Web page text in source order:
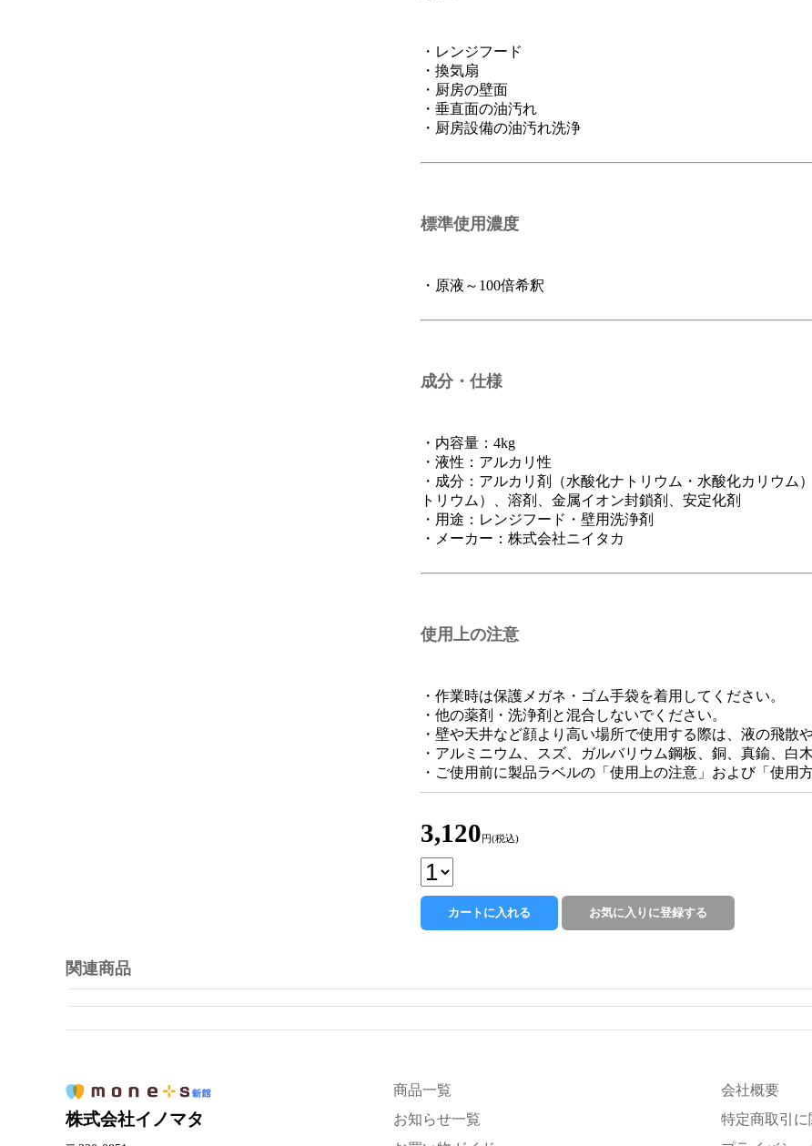
・レンジフード
・換気扇
・厨房の壁面
・垂直面の油汚れ
・厨房設備の油汚れ洗浄
標準使用濃度
・原液～100倍希釈
成分・仕様
・内容量：4kg
・液性：アルカリ性
・成分：アルカリ剤（水酸化ナトリウム・水酸化カリウ
トリウム）、溶剤、金属イオン封鎖剤、安定化剤
・用途：レンジフード・壁用洗浄剤
・メーカー：株式会社ニイタカ
使用上の注意
・作業時は保護メガネ・ゴム手袋を着用してください。
・他の薬剤・洗浄剤と混合しないでください。
・壁や天井など顔より高い場所で使用する際は、液の飛散
・アルミニウム、スズ、ガルバリウム鋼板、銅、真鍮、白
・ご使用前に製品ラベルの「使用上の注意」および「使用
3,120 円(税込)
関連商品
株式会社イノマタ
商品一覧
お知らせ一覧
会社概要
特定商取引